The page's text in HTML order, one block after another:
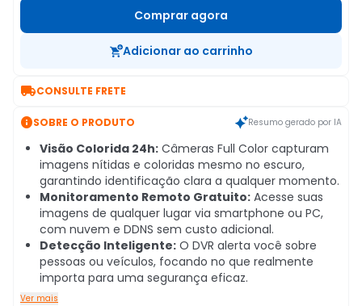
Comprar agora
Adicionar ao carrinho
CONSULTE FRETE
SOBRE O PRODUTO Resumo gerado por IA
Visão Colorida 24h: Câmeras Full Color capturam
imagens nítidas e coloridas mesmo no escuro,
garantindo identificação clara a qualquer momento.
Monitoramento Remoto Gratuito: Acesse suas
imagens de qualquer lugar via smartphone ou PC,
com nuvem e DDNS sem custo adicional.
Detecção Inteligente: O DVR alerta você sobre
pessoas ou veículos, focando no que realmente
importa para uma segurança eficaz.
Ver mais